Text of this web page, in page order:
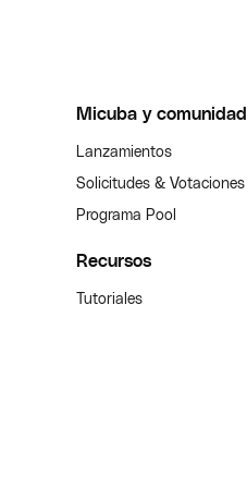
Micuba y comunidad
Lanzamientos
Solicitudes & Votaciones
Programa Pool
Recursos
Tutoriales